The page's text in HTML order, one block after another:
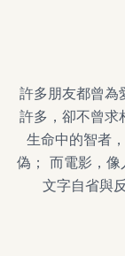
許多朋友都曾為
許多，卻不曾求
生命中的智者
偽； 而電影，
文字自省與